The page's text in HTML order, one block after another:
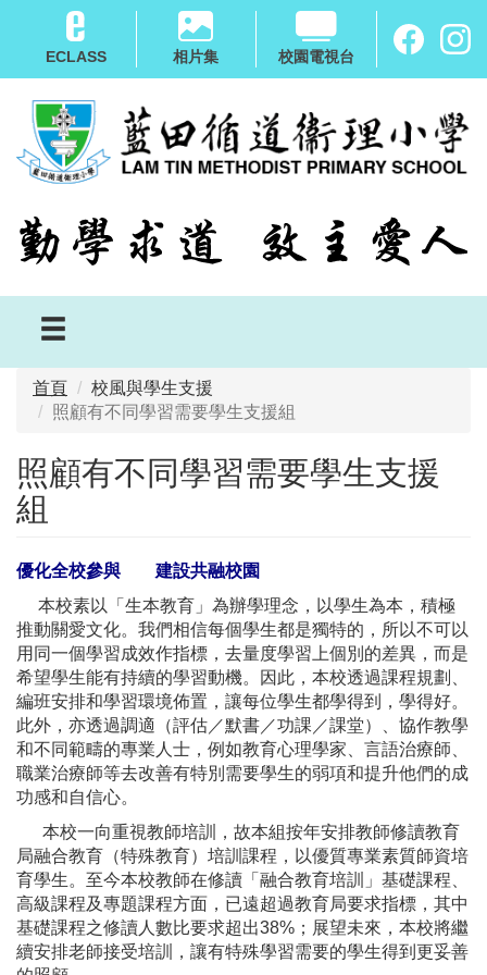
內
ECLASS 相片集 校園電視台
首頁
校風與學生支援
照顧有不同學習需要學生支援組
照顧有不同學習需要學生支援
組
優化全校參與 建設共融校園
本校素以「生本教育」為辦學理念，以學生為本，積極
推動關愛文化。我們相信每個學生都是獨特的，所以不可以
用同一個學習成效作指標，去量度學習上個別的差異，而是
希望學生能有持續的學習動機。因此，本校透過課程規劃、
編班安排和學習環境佈置，讓每位學生都學得到，學得好。
此外，亦透過調適（評估／默書／功課／課堂）、協作教學
和不同範疇的專業人士，例如教育心理學家、言語治療師、
職業治療師等去改善有特別需要學生的弱項和提升他們的成
功感和自信心。
本校一向重視教師培訓，故本組按年安排教師修讀教育
局融合教育（特殊教育）培訓課程，以優質專業素質師資培
育學生。至今本校教師在修讀「融合教育培訓」基礎課程、
高級課程及專題課程方面，已遠超過教育局要求指標，其中
基礎課程之修讀人數比要求超出38%；展望未來，本校將繼
續安排老師接受培訓，讓有特殊學習需要的學生得到更妥善